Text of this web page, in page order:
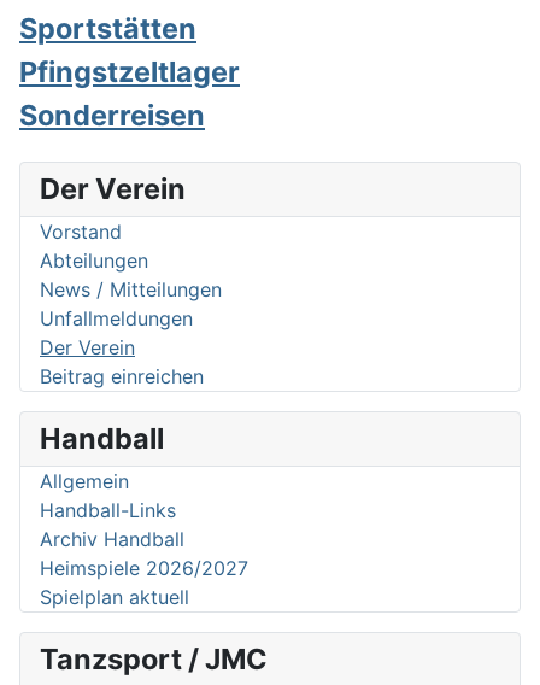
Der Verein
Vorstand
Abteilungen
News / Mitteilungen
Unfallmeldungen
Der Verein
Beitrag einreichen
Handball
Allgemein
Handball-Links
Archiv Handball
Heimspiele 2026/2027
Spielplan aktuell
Tanzsport / JMC
Sportstätten
Pfingstzeltlager
Sonderreisen